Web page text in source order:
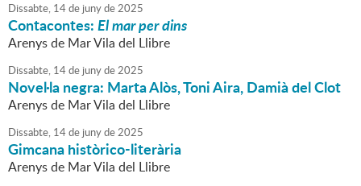
Dissabte, 14de junyde2025
Contacontes:El mar per dins
Arenys de Mar Vila del Llibre
Dissabte, 14de junyde2025
Novel·la negra: Marta Alòs, Toni Aira, Damià del Clot
Arenys de Mar Vila del Llibre
Dissabte, 14de junyde2025
Gimcana històrico-literària
Arenys de Mar Vila del Llibre